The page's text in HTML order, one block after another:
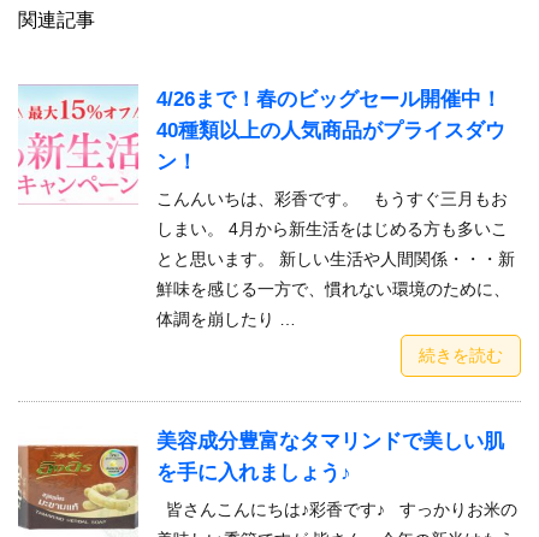
関連記事
4/26まで！春のビッグセール開催中！
40種類以上の人気商品がプライスダウ
ン！
こんんいちは、彩香です。 もうすぐ三月もお
しまい。 4月から新生活をはじめる方も多いこ
とと思います。 新しい生活や人間関係・・・新
鮮味を感じる一方で、慣れない環境のために、
体調を崩したり …
続きを読む
美容成分豊富なタマリンドで美しい肌
を手に入れましょう♪
皆さんこんにちは♪彩香です♪ すっかりお米の